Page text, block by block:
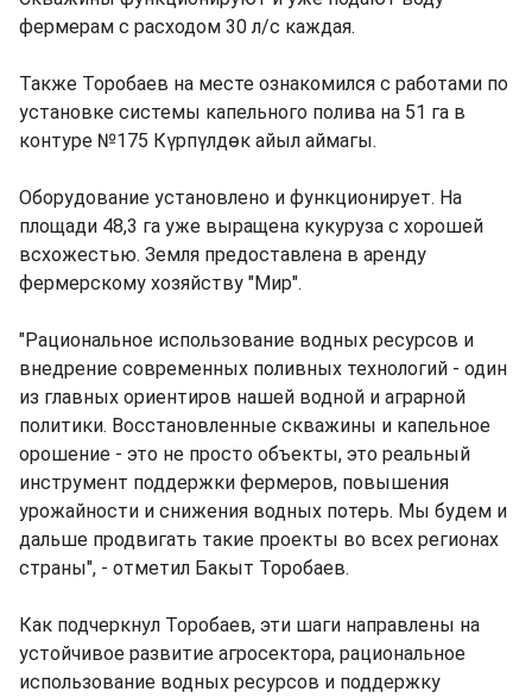
фермерам с расходом 30 л/с каждая.
Также Торобаев на месте ознакомился с работами по
установке системы капельного полива на 51 га в
контуре №175 Күрпүлдөк айыл аймагы.
Оборудование установлено и функционирует. На
площади 48,3 га уже выращена кукуруза с хорошей
всхожестью. Земля предоставлена в аренду
фермерскому хозяйству "Мир".
"Рациональное использование водных ресурсов и
внедрение современных поливных технологий - один
из главных ориентиров нашей водной и аграрной
политики. Восстановленные скважины и капельное
орошение - это не просто объекты, это реальный
инструмент поддержки фермеров, повышения
урожайности и снижения водных потерь. Мы будем и
дальше продвигать такие проекты во всех регионах
страны", - отметил Бакыт Торобаев.
Как подчеркнул Торобаев, эти шаги направлены на
устойчивое развитие агросектора, рациональное
использование водных ресурсов и поддержку